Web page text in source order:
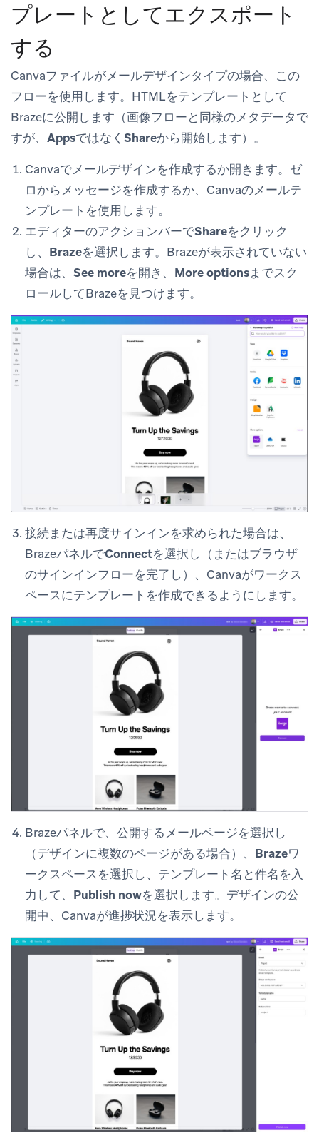
プレートとしてエクスポート
する
Canvaファイルがメールデザインタイプの場合、この
フローを使用します。HTMLをテンプレートとして
Brazeに公開します（画像フローと同様のメタデータで
すが、 Appsではなく Shareから開始します）。
Canvaでメールデザインを作成するか開きます。ゼ
ロからメッセージを作成するか、Canvaのメールテ
ンプレートを使用します。
エディターのアクションバーでShareをクリック
し、 Brazeを選択します。Brazeが表示されていない
場合は、 See moreを開き、 More optionsまでスク
ロールしてBrazeを見つけます。
接続または再度サインインを求められた場合は、
BrazeパネルでConnectを選択し（またはブラウザ
のサインインフローを完了し）、Canvaがワークス
ペースにテンプレートを作成できるようにします。
Brazeパネルで、公開するメールページを選択し
（デザインに複数のページがある場合）、 Brazeワ
ークスペースを選択し、 テンプレート名 と件名を入
力して、 Publish nowを選択します。デザインの公
開中、Canvaが進捗状況を表示します。